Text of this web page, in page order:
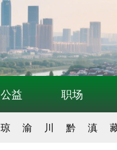
公益 职场
琼 渝 川 黔 滇